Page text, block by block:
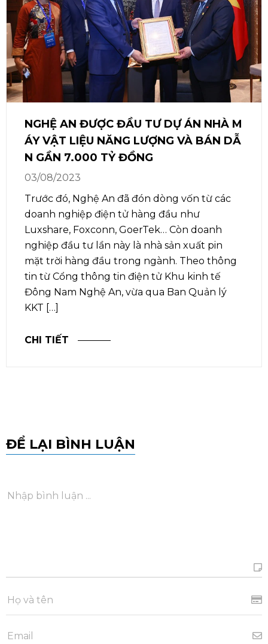
NGHỆ AN ĐƯỢC ĐẦU TƯ DỰ ÁN NHÀ M
ÁY VẬT LIỆU NĂNG LƯỢNG VÀ BÁN DẪ
N GẦN 7.000 TỶ ĐỒNG
03/08/2023
Trước đó, Nghệ An đã đón dòng vốn từ các
doanh nghiệp điện tử hàng đầu như
Luxshare, Foxconn, GoerTek… Còn doanh
nghiệp đầu tư lần này là nhà sản xuất pin
mặt trời hàng đầu trong ngành. Theo thông
tin từ Cổng thông tin điện tử Khu kinh tế
Đông Nam Nghệ An, vừa qua Ban Quản lý
KKT […]
CHI TIẾT
ĐỂ LẠI BÌNH LUẬN